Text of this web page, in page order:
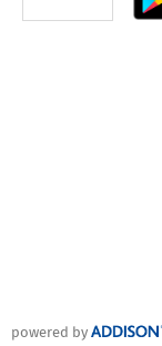
powered by